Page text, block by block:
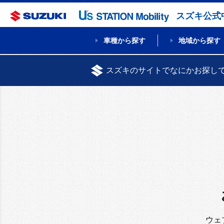
スズキ公式
車種から探す 地域から探す
スズキのサイトでなにかお探し
ウェ